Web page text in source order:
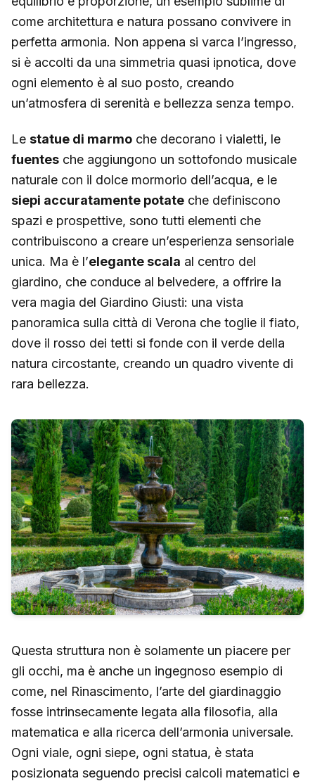
come architettura e natura possano convivere in
perfetta armonia. Non appena si varca l’ingresso,
si è accolti da una simmetria quasi ipnotica, dove
ogni elemento è al suo posto, creando
un’atmosfera di serenità e bellezza senza tempo.
Le statue di marmo che decorano i vialetti, le
fuentes che aggiungono un sottofondo musicale
naturale con il dolce mormorio dell’acqua, e le
siepi accuratamente potate che definiscono
spazi e prospettive, sono tutti elementi che
contribuiscono a creare un’esperienza sensoriale
unica. Ma è l’elegante scala al centro del
giardino, che conduce al belvedere, a offrire la
vera magia del Giardino Giusti: una vista
panoramica sulla città di Verona che toglie il fiato,
dove il rosso dei tetti si fonde con il verde della
natura circostante, creando un quadro vivente di
rara bellezza.
Questa struttura non è solamente un piacere per
gli occhi, ma è anche un ingegnoso esempio di
come, nel Rinascimento, l’arte del giardinaggio
fosse intrinsecamente legata alla filosofia, alla
matematica e alla ricerca dell’armonia universale.
Ogni viale, ogni siepe, ogni statua, è stata
posizionata seguendo precisi calcoli matematici e